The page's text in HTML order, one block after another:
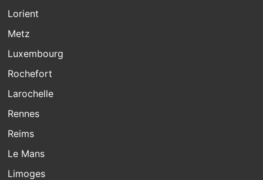
Lorient
Metz
Luxembourg
Rochefort
Larochelle
Rennes
Reims
Le Mans
Limoges